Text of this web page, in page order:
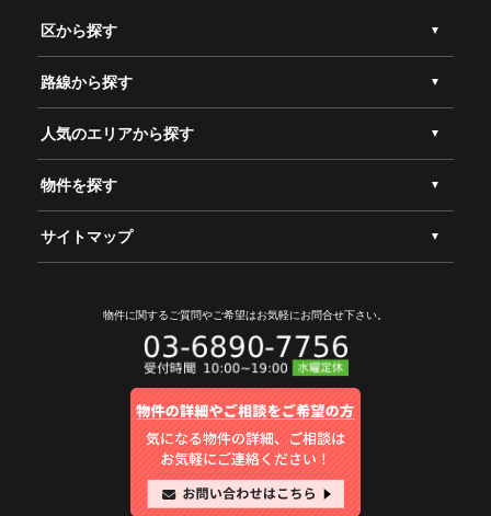
区から探す
路線から探す
人気のエリアから探す
物件を探す
サイトマップ
物件に関するご質問やご希望はお気軽にお問合せ下さい。